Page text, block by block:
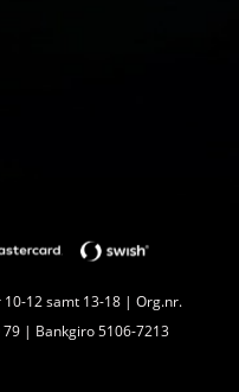
12 samt 13-18 | Org.nr.
| Bankgiro 5106-7213